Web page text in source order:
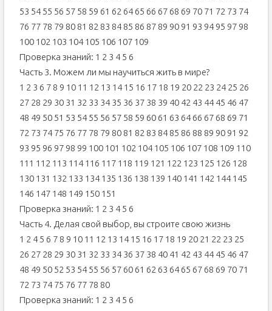
53 54 55 56 57 58 59 61 62 64 65 66 67 68 69 70 71 72 73 74
76 77 78 79 80 81 82 83 84 85 86 87 89 90 91 93 94 95 97 98
100 102 103 104 105 106 107 109
Проверка знаний: 1 2 3 4 5 6
Часть 3. Можем ли мы научиться жить в мире?
1 2 3 6 7 8 9 10 11 12 13 14 15 16 17 18 19 20 22 23 24 25 26
27 28 29 30 31 32 33 34 35 36 37 38 39 40 42 43 44 45 46 47
48 49 50 51 53 54 55 56 57 58 59 60 61 63 64 66 67 68 69 71
72 73 74 75 76 77 78 79 80 81 82 83 84 85 86 88 89 90 91 92
93 95 96 97 98 99 100 101 102 104 105 106 107 108 109 110
111 112 113 114 116 117 118 119 121 122 123 125 126 128
130 131 132 133 134 135 136 138 139 140 141 142 144 145
146 147 148 149 150 151
Проверка знаний: 1 2 3 4 5 6
Часть 4. Делая свой выбор, вы строите свою жизнь
1 2 4 5 6 7 8 9 10 11 12 13 14 15 16 17 18 19 20 21 22 23 25
26 27 28 29 30 31 32 33 34 36 37 38 40 41 42 43 44 45 46 47
48 49 50 52 53 54 55 56 57 60 61 62 63 64 65 67 68 69 70 71
72 73 74 75 76 77 78 80
Проверка знаний: 1 2 3 4 5 6